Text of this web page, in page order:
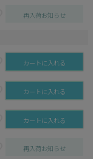
再入荷お知らせ
カートに入れる
カートに入れる
カートに入れる
再入荷お知らせ